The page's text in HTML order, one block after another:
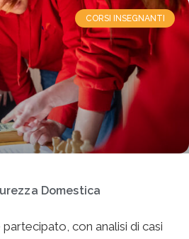
CORSI INSEGNANTI
Domestica
con analisi di casi